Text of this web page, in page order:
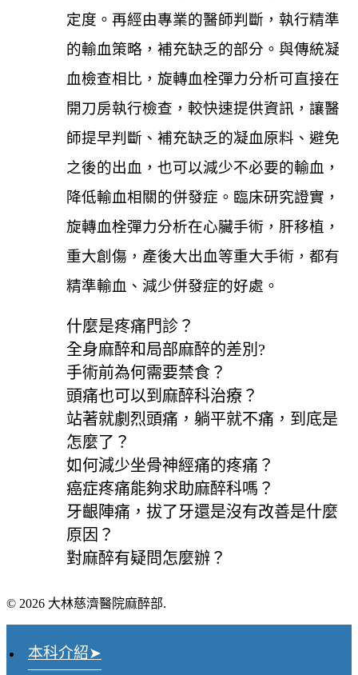
定度。再經由專業的醫師判斷，執行精準
的輸血策略，補充缺乏的部分。與傳統凝
血檢查相比，旋轉血栓彈力分析可直接在
開刀房執行檢查，較快速提供資訊，讓醫
師提早判斷、補充缺乏的凝血原料、避免
之後的出血，也可以減少不必要的輸血，
降低輸血相關的併發症。臨床研究證實，
旋轉血栓彈力分析在心臟手術，肝移植，
重大創傷，產後大出血等重大手術，都有
精準輸血、減少併發症的好處。
什麼是疼痛門診？
全身麻醉和局部麻醉的差別?
手術前為何需要禁食？
頭痛也可以到麻醉科治療？
站著就劇烈頭痛，躺平就不痛，到底是
怎麼了？
如何減少坐骨神經痛的疼痛？
癌症疼痛能夠求助麻醉科嗎？
牙齦陣痛，拔了牙還是沒有改善是什麼
原因？
對麻醉有疑問怎麼辦？
© 2026 大林慈濟醫院麻醉部.
本科介紹